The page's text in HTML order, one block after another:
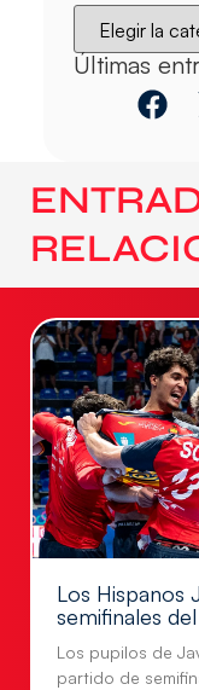
Últimas
Los Hispanos
semifinales
Los pupilos de
partido de